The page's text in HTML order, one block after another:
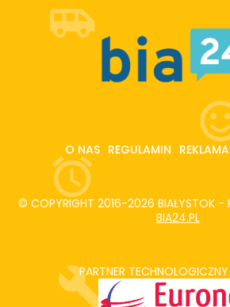
O NAS REGULAMIN REKLAMA
© COPYRIGHT 2016-2026 BIAŁYSTOK -
BIA24.PL
PARTNER TECHNOLOGICZNY